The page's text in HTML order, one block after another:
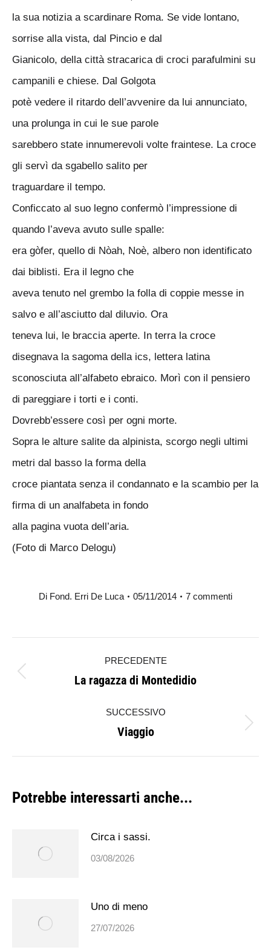
la sua notizia a scardinare Roma. Se vide lontano,
sorrise alla vista, dal Pincio e dal
Gianicolo, della città stracarica di croci parafulmini su
campanili e chiese. Dal Golgota
potè vedere il ritardo dell’avvenire da lui annunciato,
una prolunga in cui le sue parole
sarebbero state innumerevoli volte fraintese. La croce
gli servì da sgabello salito per
traguardare il tempo.
Conficcato al suo legno confermò l’impressione di
quando l’aveva avuto sulle spalle:
era gòfer, quello di Nòah, Noè, albero non identificato
dai biblisti. Era il legno che
aveva tenuto nel grembo la folla di coppie messe in
salvo e all’asciutto dal diluvio. Ora
teneva lui, le braccia aperte. In terra la croce
disegnava la sagoma della ics, lettera latina
sconosciuta all’alfabeto ebraico. Morì con il pensiero
di pareggiare i torti e i conti.
Dovrebb’essere così per ogni morte.
Sopra le alture salite da alpinista, scorgo negli ultimi
metri dal basso la forma della
croce piantata senza il condannato e la scambio per la
firma di un analfabeta in fondo
alla pagina vuota dell’aria.
(Foto di Marco Delogu)
Di Fond. Erri De Luca 05/11/2014 7 commenti
tra
PRECEDENTE
Post
La ragazza di Montedidio
SUCCESSIVO
Prossimo
post:
Viaggio
Potrebbe interessarti anche...
Circa i sassi.
03/08/2026
Uno di meno
27/07/2026